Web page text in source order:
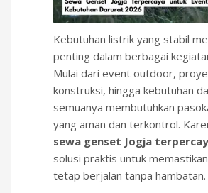
Kebutuhan listrik yang stabil
penting dalam berbagai
Mulai dari event outdoor,
konstruksi, hingga kebutuhan
semuanya membutuhkan
yang aman dan terkontrol.
sewa genset Jogja
solusi praktis untuk
tetap berjalan tanpa hambatan.